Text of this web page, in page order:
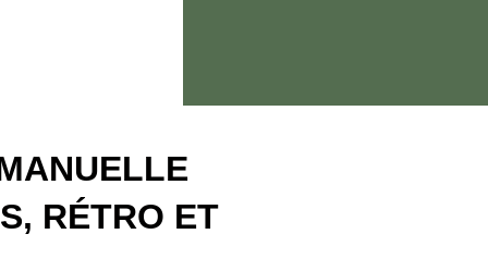
RÉTRO ET